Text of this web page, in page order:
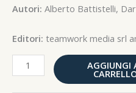
Autori: Alberto Battistelli,
Editori: teamwork media srl
AGGIUNGI